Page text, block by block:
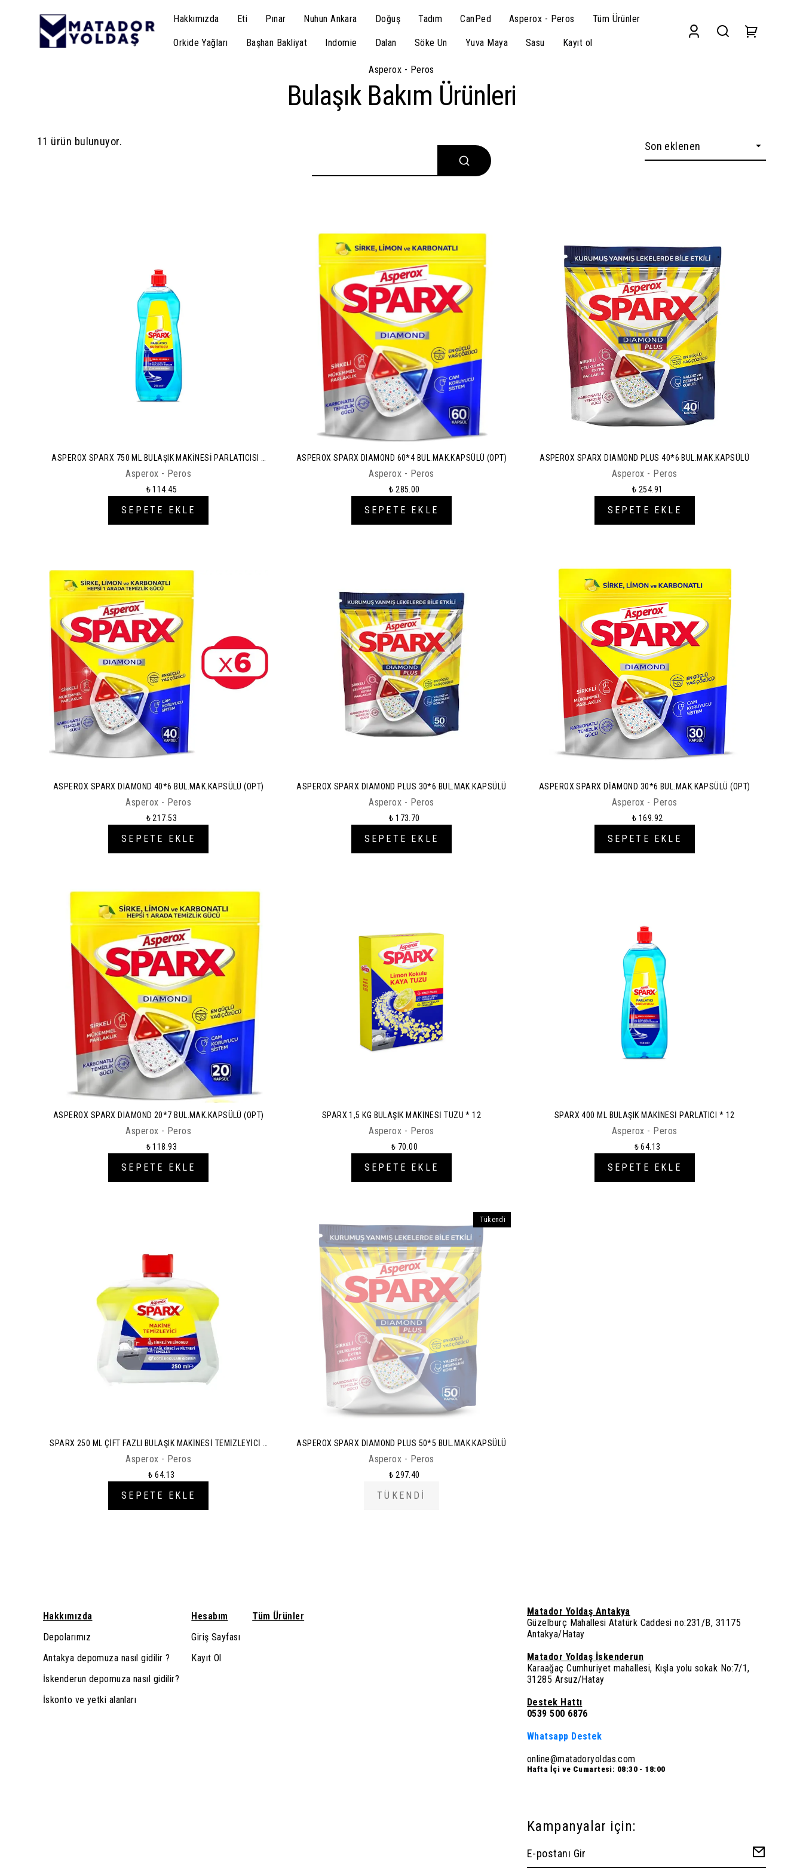
Hakkımızda Eti Pınar Nuhun Ankara Doğuş Tadım CanPed Asperox - Peros Tüm Ürünler
Orkide Yağları Başhan Bakliyat Indomie Dalan Söke Un Yuva Maya Sasu Kayıt ol
Asperox - Peros
Bulaşık Bakım Ürünleri
11 ürün bulunuyor.
ASPEROX SPARX 750 ML BULAŞIK MAKİNESİ PARLATICISI *
14
Asperox - Peros
₺ 114.45
SEPETE EKLE
ASPEROX SPARX DIAMOND 60*4 BUL.MAK.KAPSÜLÜ (OPT)
Asperox - Peros
₺ 285.00
SEPETE EKLE
ASPEROX SPARX DIAMOND PLUS 40*6 BUL.MAK.KAPSÜLÜ
Asperox - Peros
₺ 254.91
SEPETE EKLE
ASPEROX SPARX DIAMOND 40*6 BUL.MAK.KAPSÜLÜ (OPT)
Asperox - Peros
₺ 217.53
SEPETE EKLE
ASPEROX SPARX DIAMOND PLUS 30*6 BUL.MAK.KAPSÜLÜ
Asperox - Peros
₺ 173.70
SEPETE EKLE
ASPEROX SPARX DİAMOND 30*6 BUL.MAK.KAPSÜLÜ (OPT)
Asperox - Peros
₺ 169.92
SEPETE EKLE
ASPEROX SPARX DIAMOND 20*7 BUL.MAK.KAPSÜLÜ (OPT)
Asperox - Peros
₺ 118.93
SEPETE EKLE
SPARX 1,5 KG BULAŞIK MAKİNESİ TUZU * 12
Asperox - Peros
₺ 70.00
SEPETE EKLE
SPARX 400 ML BULAŞIK MAKİNESİ PARLATICI * 12
Asperox - Peros
₺ 64.13
SEPETE EKLE
SPARX 250 ML ÇİFT FAZLI BULAŞIK MAKİNESİ TEMİZLEYİCİ *
12
Asperox - Peros
₺ 64.13
SEPETE EKLE
Tükendi
ASPEROX SPARX DIAMOND PLUS 50*5 BUL.MAK.KAPSÜLÜ
Asperox - Peros
₺ 297.40
TÜKENDİ
Hakkımızda
Depolarımız
Antakya depomuza nasıl gidilir ?
İskenderun depomuza nasıl gidilir?
İskonto ve yetki alanları
Hesabım
Giriş Sayfası
Kayıt Ol
Tüm Ürünler
Matador Yoldaş Antakya
Güzelburç Mahallesi Atatürk Caddesi no:231/B, 31175
Antakya/Hatay
Matador Yoldaş İskenderun
Karaağaç Cumhuriyet mahallesi, Kışla yolu sokak No:7/1,
31285 Arsuz/Hatay
Destek Hattı
0539 500 6876
Whatsapp Destek
online@matadoryoldas.com
Hafta İçi ve Cumartesi: 08:30 - 18:00
Kampanyalar için: